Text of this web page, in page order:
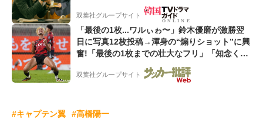
双葉社グループサイト
「最後の1枚...ワルぃゎ〜」鈴木優磨が激勝翌
日に写真12枚投稿→渾身の“煽りショット”に興
奮!「最後の1枚までの壮大なフリ」「知念くん
のことどんだけ好きなんよw」
双葉社グループサイト
#キャプテン翼 #高橋陽一